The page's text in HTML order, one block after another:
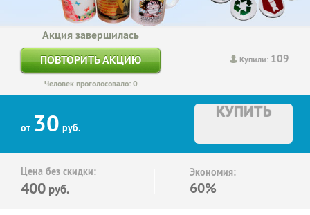
Купили: 109
Акция завершилась
ПОВТОРИТЬ АКЦИЮ
Человек проголосовало: 0
от 30 руб.
КУПИТЬ
Цена без скидки:
400 руб.
Экономия:
60%